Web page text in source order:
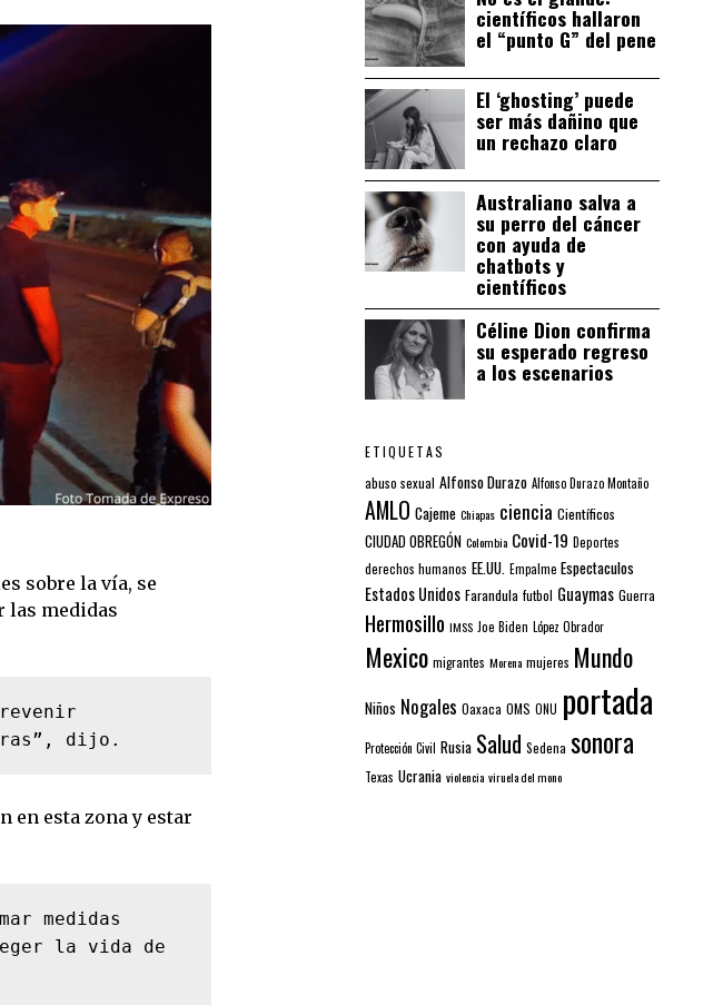
sobre la vía, se
las medidas
dijo.
en esta zona y estar
medidas
la vida de
científicos hallaron
el “punto G” del pene
El ‘ghosting’ puede
ser más dañino que
un rechazo claro
Australiano salva a
su perro del cáncer
con ayuda de
chatbots y
científicos
Céline Dion confirma
su esperado regreso
a los escenarios
ETIQUETAS
abuso sexual Alfonso Durazo Alfonso Durazo Montaño
AMLO Cajeme Chiapas ciencia Científicos
CIUDAD OBREGÓN Colombia Covid-19 Deportes
derechos humanos EE.UU. Empalme Espectaculos
Estados Unidos Farandula futbol Guaymas Guerra
Hermosillo IMSS Joe Biden López Obrador
Mexico migrantes Morena mujeres Mundo
Niños Nogales Oaxaca OMS ONU portada
Protección Civil Rusia Salud Sedena sonora
Texas Ucrania violencia viruela del mono